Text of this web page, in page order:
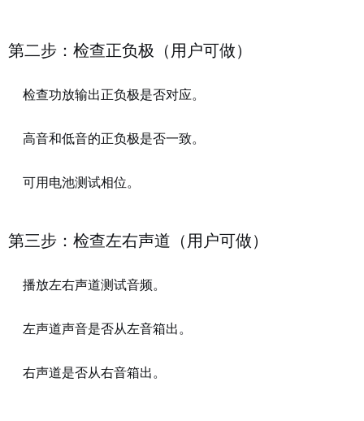
第二步：检查正负极（用户可做）
检查功放输出正负极是否对应。
高音和低音的正负极是否一致。
可用电池测试相位。
第三步：检查左右声道（用户可做）
播放左右声道测试音频。
左声道声音是否从左音箱出。
右声道是否从右音箱出。